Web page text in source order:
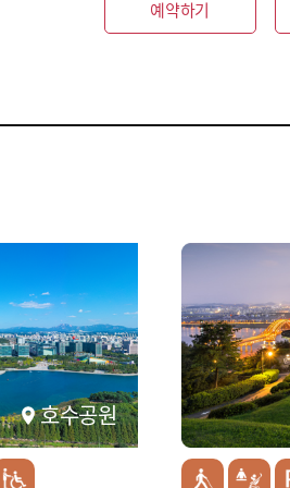
예약하기
호수공원